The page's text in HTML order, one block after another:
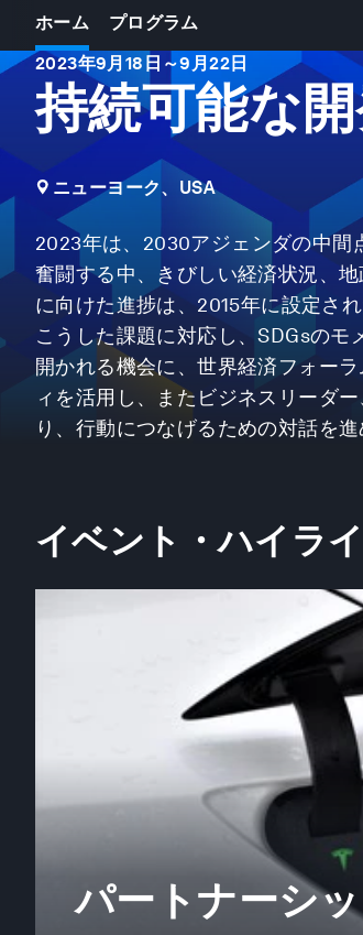
ホーム プログラム
2023年9月18日 ～9月22日
持続可能な
ニューヨーク、USA
2023年は、2030アジェンダの中間
奮闘する中、きびしい経済状況、
に向けた進捗は、2015年に設定さ
こうした課題に対応し、SDGsの
開かれる機会に、世界経済フォー
ィを活用し、またビジネスリーダ
り、行動につなげるための対話を進
イベント・ハイラ
パートナーシ